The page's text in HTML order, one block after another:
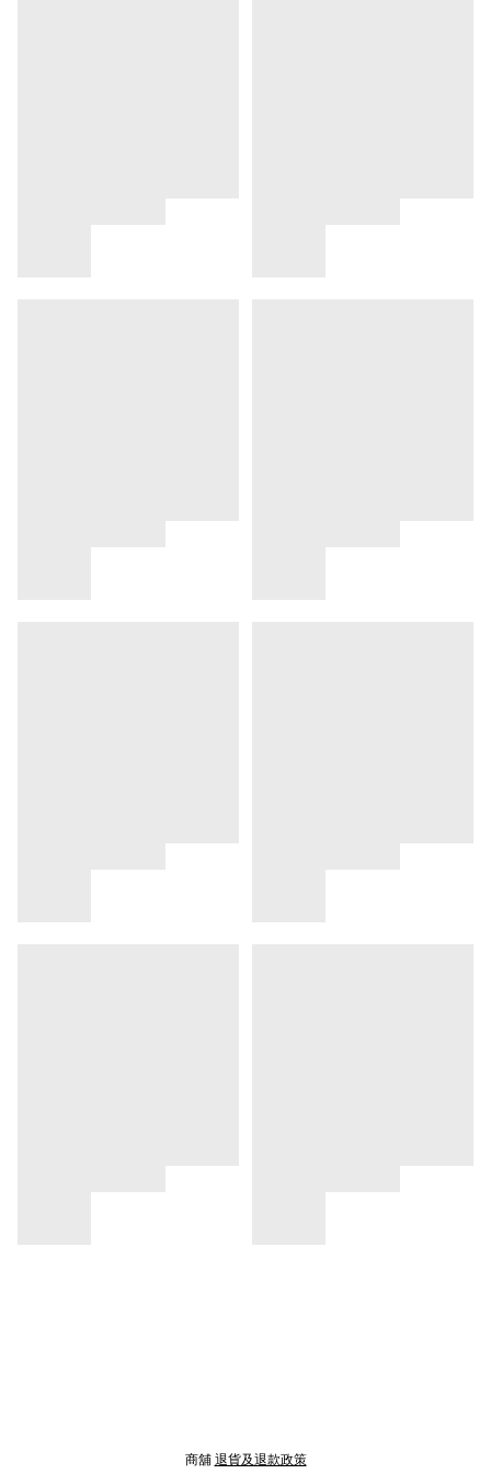
商舖 退貨及退款政策